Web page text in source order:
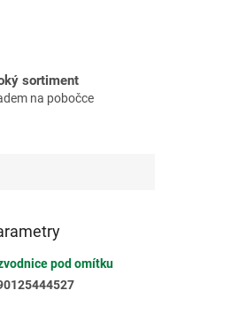
sortiment
na pobočce
pod omítku